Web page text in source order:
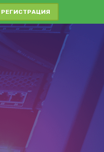
РЕГИСТРАЦИЯ